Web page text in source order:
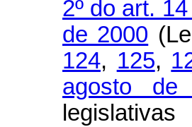
2º do art.
de 2000
124, 125,
agosto de